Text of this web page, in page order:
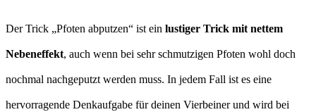
Der Trick „Pfoten abputzen“ ist ein lustiger Trick mit nettem
Nebeneffekt, auch wenn bei sehr schmutzigen Pfoten wohl doch
nochmal nachgeputzt werden muss. In jedem Fall ist es eine
hervorragende Denkaufgabe für deinen Vierbeiner und wird bei